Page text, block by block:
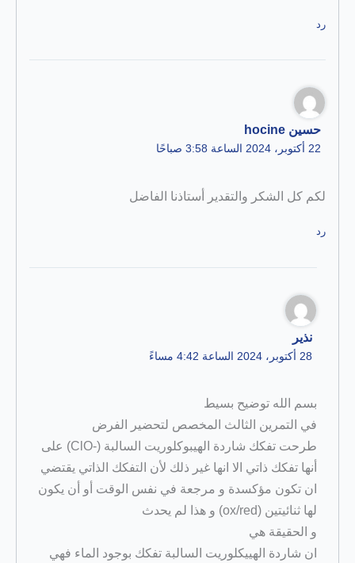
رد
حسين hocine
22 أكتوبر، 2024 الساعة 3:58 صباحًا
لكم كل الشكر والتقدير أستاذنا الفاضل
رد
نذير
28 أكتوبر، 2024 الساعة 4:42 مساءً
بسم الله توضيح بسيط
في التمرين الثالث المخصص لتحضير الفرض
طرحت تفكك شاردة الهيبوكلوريت السالبة (-ClO) على
أنها تفكك ذاتي الا انها غير ذلك لأن التفكك الذاتي يقتضي
ان تكون مؤكسدة و مرجعة في نفس الوقت أو أن يكون
لها ثنائيتين (ox/red) و هذا لم يحدث
و الحقيقة هي
ان شاردة الهييكلوريت السالبة تفكك بوجود الماء فهي